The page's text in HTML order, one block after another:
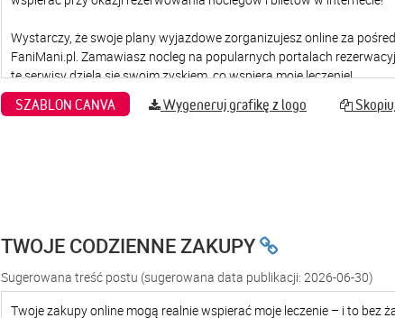
SZABLON CANVA Wygeneruj grafikę z logo
TWOJE CODZIENNE ZAKUPY
Sugerowana treść postu (sugerowana data publikacji: 2026-06-30)